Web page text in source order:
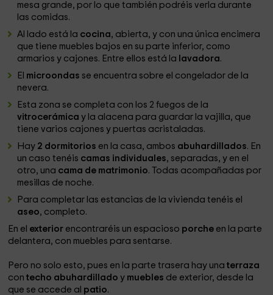
mesa grande, por lo que también podréis verla durante
las comidas.
Al lado está la cocina, abierta, y con una única encimera
que tiene muebles bajos en su parte inferior, como
armarios y cajones. Entre ellos está la lavadora.
El microondas se encuentra sobre el congelador de la
nevera.
Esta zona se completa con los 2 fuegos de la
vitrocerámicay la alacena para guardar la vajilla, que
tiene varios cajones y puertas acristaladas.
Hay 2 dormitorios en la casa, ambos abuhardillados. En
un caso tenéis camas individuales, separadas, y en el
otro, una cama de matrimonio. Todas acompañadas por
mesillas de noche.
Para completar las estancias de la vivienda tenéis el
aseo, completo.
En el exterior encontraréis un espacioso porche en la parte
delantera, con muebles para sentarse.
Pero no solo esto, pues en la parte trasera hay unaterraza
contecho abuhardilladoy muebles de exterior, desde la
que se accede al patio.